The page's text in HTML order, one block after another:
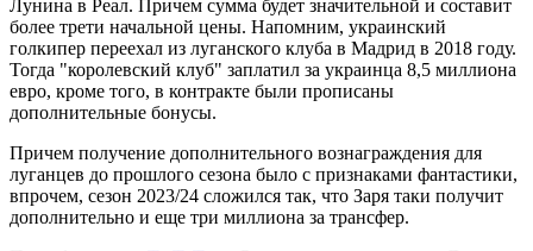
Лунина в Реал. Причем сумма будет значительной и составит
более трети начальной цены. Напомним, украинский
голкипер переехал из луганского клуба в Мадрид в 2018 году.
Тогда "королевский клуб" заплатил за украинца 8,5 миллиона
евро, кроме того, в контракте были прописаны
дополнительные бонусы.
Причем получение дополнительного вознаграждения для
луганцев до прошлого сезона было с признаками фантастики,
впрочем, сезон 2023/24 сложился так, что Заря таки получит
дополнительно и еще три миллиона за трансфер.